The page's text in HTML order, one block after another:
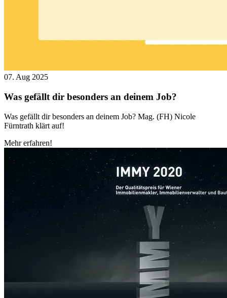
07. Aug 2025
Was gefällt dir besonders an deinem Job?
Was gefällt dir besonders an deinem Job? Mag. (FH) Nicole
Fürntrath klärt auf!
Mehr erfahren!